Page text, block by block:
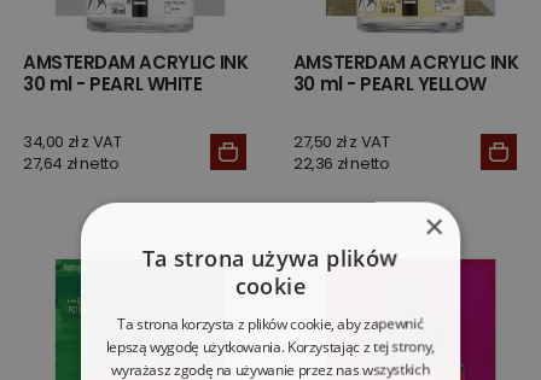
AMSTERDAM ACRYLIC INK
30 ml - PEARL WHITE
34,00 zł z VAT
27,64 zł netto
AMSTERDAM ACRYLIC INK
30 ml - PEARL YELLOW
27,50 zł z VAT
22,36 zł netto
×
Ta strona używa plików
cookie
Ta strona korzysta z plików cookie, aby zapewnić
lepszą wygodę użytkowania. Korzystając z tej strony,
wyrażasz zgodę na używanie przez nas wszystkich